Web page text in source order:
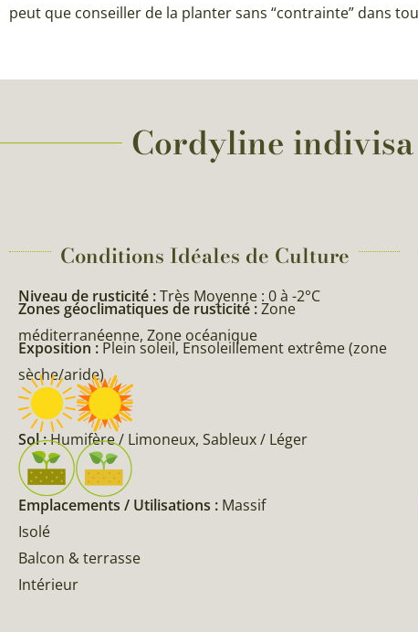
peut que conseiller de la planter sans “contrainte” dans
Cordyline
Conditions Idéales de Culture
Niveau de rusticité :Très Moyenne : 0 à -2°C
Zones géoclimatiques de rusticité :Zone
méditerranéenne, Zone océanique
Exposition : Plein soleil, Ensoleillement extrême (zone
sèche/aride)
Sol :Humifère / Limoneux, Sableux / Léger
Emplacements / Utilisations : Massif
Isolé
Balcon & terrasse
Intérieur